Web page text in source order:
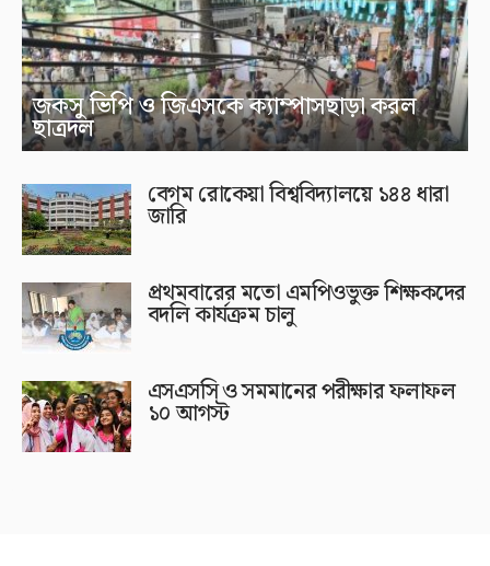
জকসু ভিপি ও জিএসকে ক্যাম্পাসছাড়া করল
ছাত্রদল
বেগম রোকেয়া বিশ্ববিদ্যালয়ে ১৪৪ ধারা
জারি
প্রথমবারের মতো এমপিওভুক্ত শিক্ষকদের
বদলি কার্যক্রম চালু
এসএসসি ও সমমানের পরীক্ষার ফলাফল
১০ আগস্ট